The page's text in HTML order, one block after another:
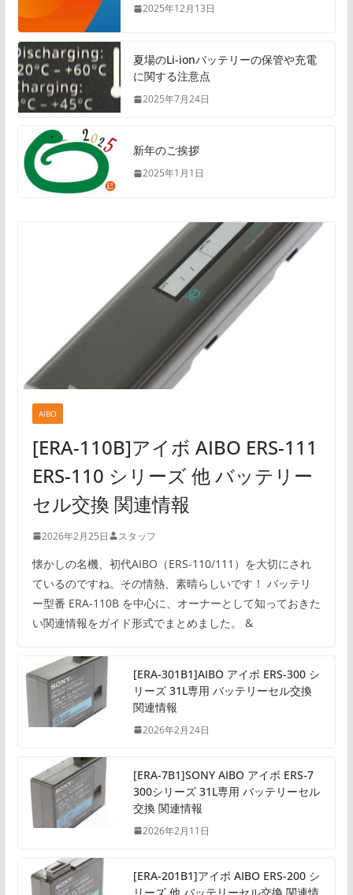
2025年12月13日
夏場のLi-ionバッテリーの保管や充電
に関する注意点
2025年7月24日
新年のご挨拶
2025年1月1日
AIBO
[ERA-110B]アイボ AIBO ERS-111
ERS-110 シリーズ 他 バッテリー
セル交換 関連情報
2026年2月25日 スタッフ
懐かしの名機、初代AIBO（ERS-110/111）を大切にされ
ているのですね。その情熱、素晴らしいです！ バッテリ
ー型番 ERA-110B を中心に、オーナーとして知っておきた
い関連情報をガイド形式でまとめました。 &
[ERA-301B1]AIBO アイボ ERS-300 シ
リーズ 31L専用 バッテリーセル交換
関連情報
2026年2月24日
[ERA-7B1]SONY AIBO アイボ ERS-7
300シリーズ 31L専用 バッテリーセル
交換 関連情報
2026年2月11日
[ERA-201B1]アイボ AIBO ERS-200 シ
リーズ 他 バッテリーセル交換 関連情